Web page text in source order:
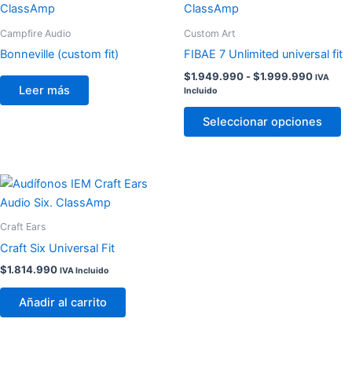
Campfire Audio
Bonneville (custom fit)
Leer más
Custom Art
FIBAE 7 Unlimited universal fit
$1.949.990 -$1.999.990
hasta
IVA
Incluido
Seleccionar opciones
producto
tiene
Las
pueden
Craft Ears
Craft Six Universal Fit
$1.814.990 IVA Incluido
Añadir al carrito